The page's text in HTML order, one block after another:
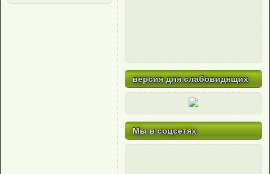
версия для слабовидящих
Мы в соцсетях